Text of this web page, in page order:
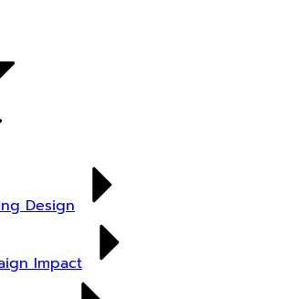
Design
Impact